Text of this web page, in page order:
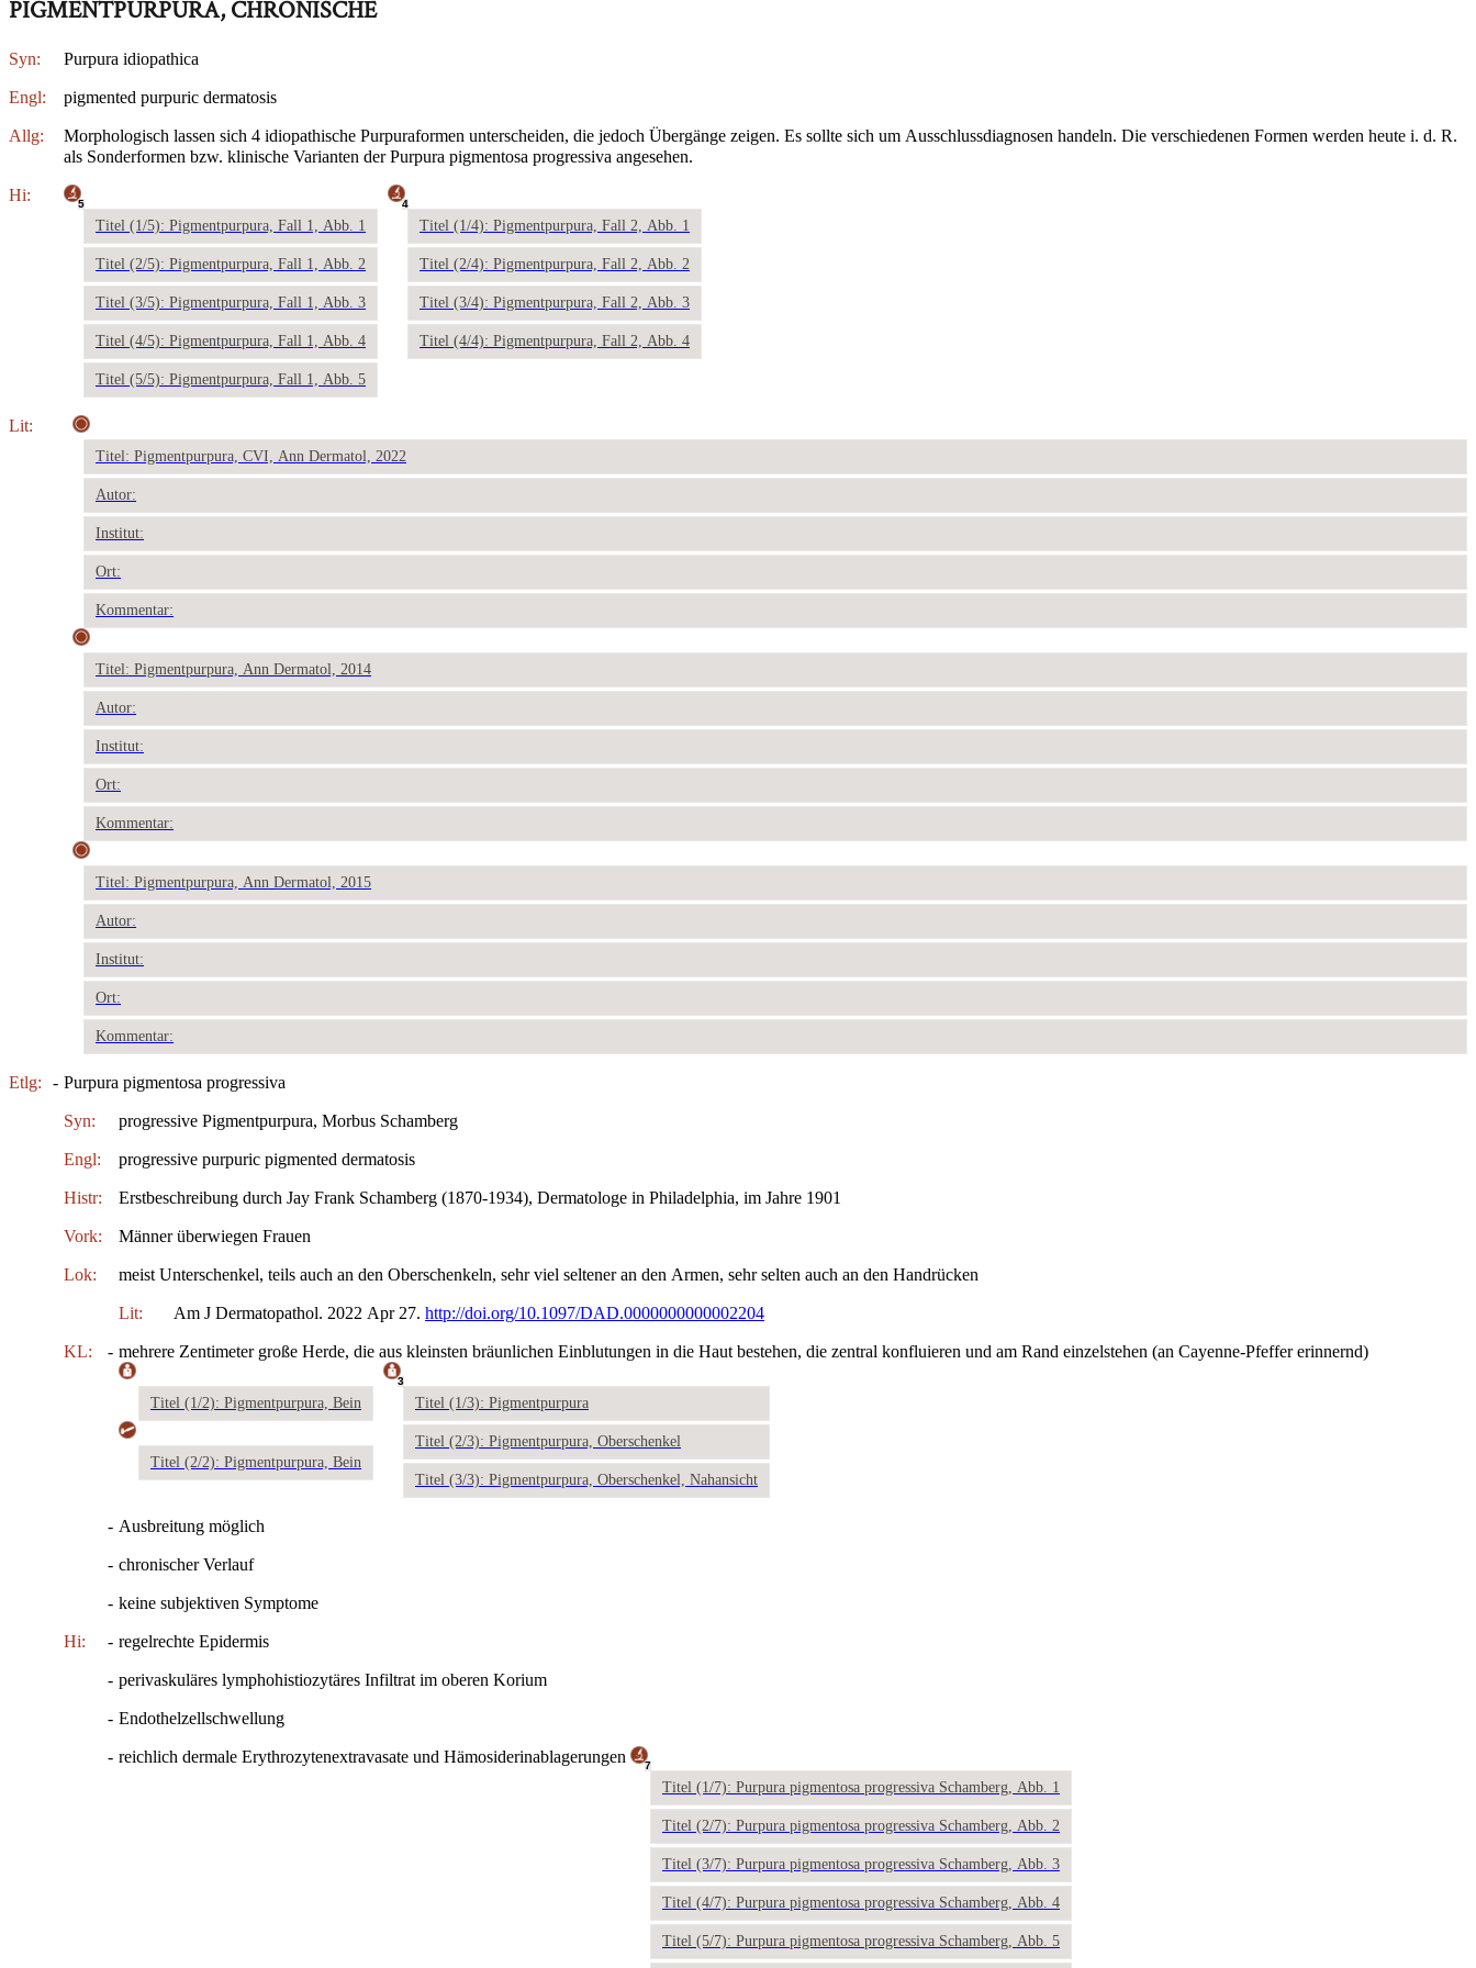
PIGMENTPURPURA, CHRONISCHE
Syn: Purpura idiopathica
Engl: pigmented purpuric dermatosis
Allg:
Morphologisch lassen sich 4 idiopathische Purpuraformen unterscheiden, die jedoch Übergänge zeigen. Es sollte sich um Ausschlussdiagnosen handeln. Die verschiedenen Formen werden heute i. d. R.
als Sonderformen bzw. klinische Varianten der Purpura pigmentosa progressiva angesehen.
Hi: 5
Titel (1/5): Pigmentpurpura, Fall 1, Abb. 1
Titel (2/5): Pigmentpurpura, Fall 1, Abb. 2
Titel (3/5): Pigmentpurpura, Fall 1, Abb. 3
Titel (4/5): Pigmentpurpura, Fall 1, Abb. 4
Titel (5/5): Pigmentpurpura, Fall 1, Abb. 5
4
Titel (1/4): Pigmentpurpura, Fall 2, Abb. 1
Titel (2/4): Pigmentpurpura, Fall 2, Abb. 2
Titel (3/4): Pigmentpurpura, Fall 2, Abb. 3
Titel (4/4): Pigmentpurpura, Fall 2, Abb. 4
Lit:
Titel: Pigmentpurpura, CVI, Ann Dermatol, 2022
Autor:
Institut:
Ort:
Kommentar:
Titel: Pigmentpurpura, Ann Dermatol, 2014
Autor:
Institut:
Ort:
Kommentar:
Titel: Pigmentpurpura, Ann Dermatol, 2015
Autor:
Institut:
Ort:
Kommentar:
Etlg: - Purpura pigmentosa progressiva
Syn: progressive Pigmentpurpura, Morbus Schamberg
Engl: progressive purpuric pigmented dermatosis
Histr: Erstbeschreibung durch Jay Frank Schamberg (1870-1934), Dermatologe in Philadelphia, im Jahre 1901
Vork: Männer überwiegen Frauen
Lok: meist Unterschenkel, teils auch an den Oberschenkeln, sehr viel seltener an den Armen, sehr selten auch an den Handrücken
Lit: Am J Dermatopathol. 2022 Apr 27. http://doi.org/10.1097/DAD.0000000000002204
KL: - mehrere Zentimeter große Herde, die aus kleinsten bräunlichen Einblutungen in die Haut bestehen, die zentral konfluieren und am Rand einzelstehen (an Cayenne-Pfeffer erinnernd)
Titel (1/2): Pigmentpurpura, Bein
Titel (2/2): Pigmentpurpura, Bein
3
Titel (1/3): Pigmentpurpura
Titel (2/3): Pigmentpurpura, Oberschenkel
Titel (3/3): Pigmentpurpura, Oberschenkel, Nahansicht
- Ausbreitung möglich
- chronischer Verlauf
- keine subjektiven Symptome
Hi: - regelrechte Epidermis
- perivaskuläres lymphohistiozytäres Infiltrat im oberen Korium
- Endothelzellschwellung
- reichlich dermale Erythrozytenextravasate und Hämosiderinablagerungen 7
Titel (1/7): Purpura pigmentosa progressiva Schamberg, Abb. 1
Titel (2/7): Purpura pigmentosa progressiva Schamberg, Abb. 2
Titel (3/7): Purpura pigmentosa progressiva Schamberg, Abb. 3
Titel (4/7): Purpura pigmentosa progressiva Schamberg, Abb. 4
Titel (5/7): Purpura pigmentosa progressiva Schamberg, Abb. 5